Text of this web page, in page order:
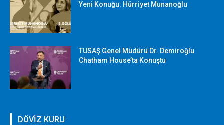
Yeni Konuğu: Hürriyet Munanoğlu
TUSAŞ Genel Müdürü Dr. Demiroğlu
Chatham House’ta Konuştu
DÖVİZ KURU